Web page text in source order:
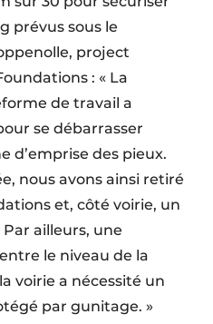
prévus sous le
project
: « La
de travail a
se débarrasser
d’emprise des pieux.
nous avons ainsi retiré
et, côté voirie, un
ailleurs, une
le niveau de la
voirie a nécessité un
par gunitage. »